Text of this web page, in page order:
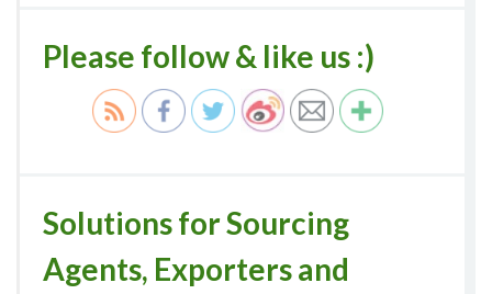
Please follow & like us :)
Solutions for Sourcing
Agents, Exporters and